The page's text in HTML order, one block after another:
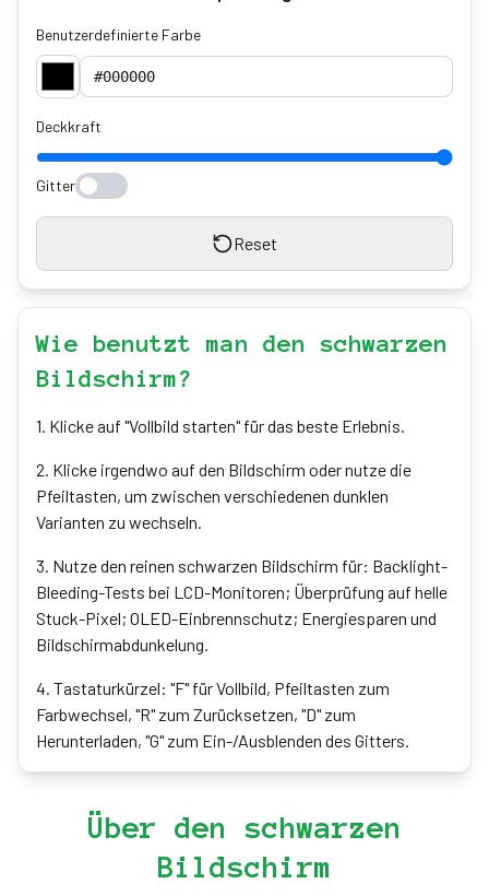
Benutzerdefinierte Farbe
Deckkraft
Gitter
Reset
Wie benutzt man den schwarzen
Bildschirm?
1. Klicke auf "Vollbild starten" für das beste Erlebnis.
2. Klicke irgendwo auf den Bildschirm oder nutze die
Pfeiltasten, um zwischen verschiedenen dunklen
Varianten zu wechseln.
3. Nutze den reinen schwarzen Bildschirm für: Backlight-
Bleeding-Tests bei LCD-Monitoren; Überprüfung auf helle
Stuck-Pixel; OLED-Einbrennschutz; Energiesparen und
Bildschirmabdunkelung.
4. Tastaturkürzel: "F" für Vollbild, Pfeiltasten zum
Farbwechsel, "R" zum Zurücksetzen, "D" zum
Herunterladen, "G" zum Ein-/Ausblenden des Gitters.
Über den schwarzen
Bildschirm